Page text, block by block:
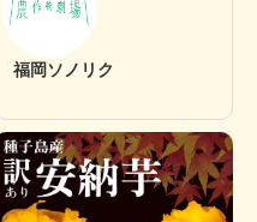
福岡ソノリク